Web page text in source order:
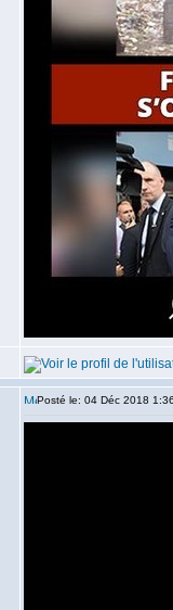
Posté le: 04 Déc 2018 1:36